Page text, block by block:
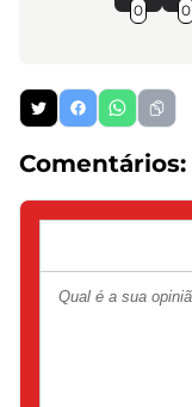
0 0
Comentários: